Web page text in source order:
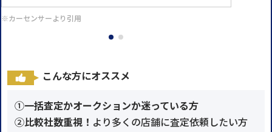
※カーセンサーより引用
こんな方にオススメ
①一括査定かオークションか迷っている方
②比較社数重視！ より多くの店舗に査定依頼したい方